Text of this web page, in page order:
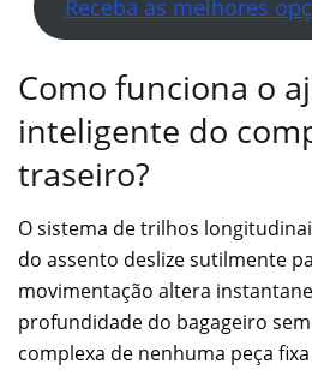
Receba as melhores
Como funciona o
inteligente do
traseiro?
O sistema de trilhos
do assento deslize sutilmente
movimentação altera
profundidade do bagageiro
complexa de nenhuma peça